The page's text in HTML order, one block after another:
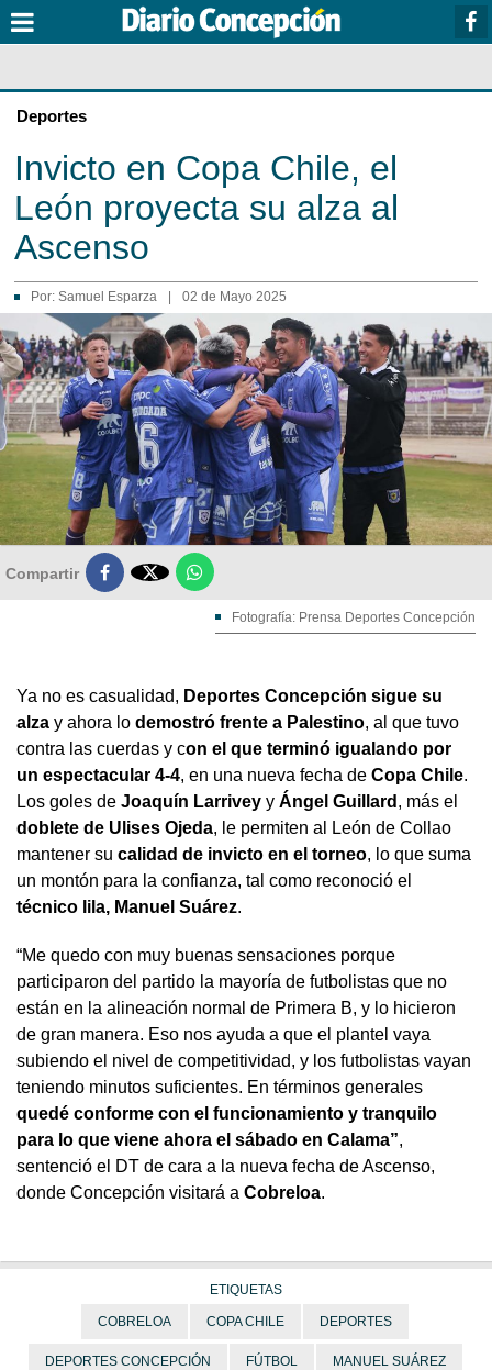
Deportes
Invicto en Copa Chile, el
León proyecta su alza al
Ascenso
Por: Samuel Esparza 02 de Mayo 2025
Compartir 
Fotografía: Prensa Deportes Concepción
Ya no es casualidad, Deportes Concepción sigue su
alza y ahora lo demostró frente a Palestino, al que tuvo
contra las cuerdas y con el que terminó igualando por
un espectacular 4-4, en una nueva fecha de Copa Chile.
Los goles de Joaquín Larrivey y Ángel Guillard , más el
doblete de Ulises Ojeda, le permiten al León de Collao
mantener su calidad de invicto en el torneo, lo que suma
un montón para la confianza, tal como reconoció el
técnico lila, Manuel Suárez.
“Me quedo con muy buenas sensaciones porque
participaron del partido la mayoría de futbolistas que no
están en la alineación normal de Primera B, y lo hicieron
de gran manera. Eso nos ayuda a que el plantel vaya
subiendo el nivel de competitividad, y los futbolistas vayan
teniendo minutos suficientes. En términos generales
quedé conforme con el funcionamiento y tranquilo
para lo que viene ahora el sábado en Calama”,
sentenció el DT de cara a la nueva fecha de Ascenso,
donde Concepción visitará a Cobreloa.
ETIQUETAS
COBRELOA COPA CHILE DEPORTES
DEPORTES CONCEPCIÓN FÚTBOL MANUEL SUÁREZ